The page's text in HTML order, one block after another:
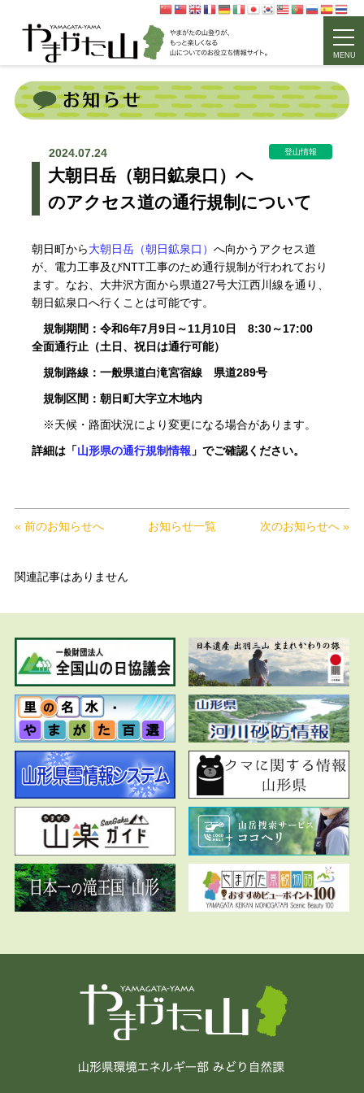
MENU
2024.07.24 登山情報
大朝日岳（朝日鉱泉口）へ
のアクセス道の通行規制について
朝日町から大朝日岳（朝日鉱泉口） へ向かうアクセス道
が、電力工事及びNTT工事のため通行規制が行われており
ます。なお、大井沢方面から県道27号大江西川線を通り、
朝日鉱泉口へ行くことは可能です。
規制期間：令和6年7月9日～11月10日 8:30～17:00
全面通行止（土日、祝日は通行可能）
規制路線：一般県道白滝宮宿線 県道289号
規制区間：朝日町大字立木地内
※天候・路面状況により変更になる場合があります。
詳細は「山形県の通行規制情報 」でご確認ください。
« 前のお知らせへ お知らせ一覧 次のお知らせへ »
関連記事はありません